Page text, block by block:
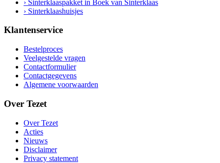
› Sinterklaaspakket in Boek van Sinterklaas
› Sinterklaashuisjes
Klantenservice
Bestelproces
Veelgestelde vragen
Contactformulier
Contactgegevens
Algemene voorwaarden
Over Tezet
Over Tezet
Acties
Nieuws
Disclaimer
Privacy statement